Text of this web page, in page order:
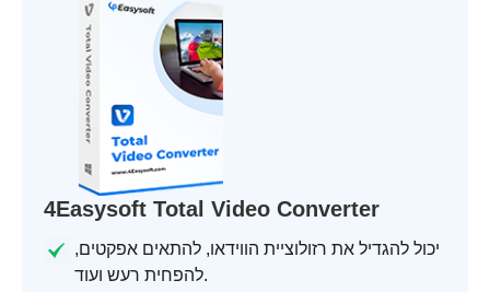
4Easysoft Total Video Converter
יכול להגדיל את רזולוציית הווידאו, להתאים אפקטים,
להפחית רעש ועוד.